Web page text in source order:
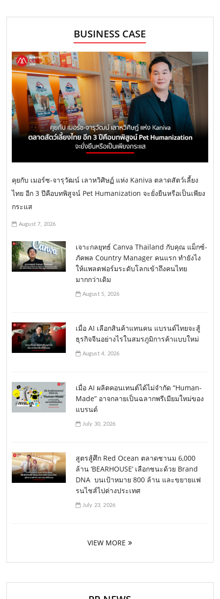
BUSINESS CASE
คุยกับ เมอร์ซ-จารุวัฒน์ เลาหวิศิษฏ์ แห่ง Kaniva ตลาดสัตว์เลี้ยง
ไทย อีก 3 ปีคือบทพิสูจน์ Pet Humanization จะยั่งยืนหรือเป็นเพียง
กระแส
August 7, 2026
เจาะกลยุทธ์ Canva Thailand กับคุณ แม็กซ์-
ภัคพล Country Manager คนแรก ทำยังไง
ให้แพลตฟอร์มระดับโลกเข้าถึงคนไทย
มากกว่าเดิม
August 5, 2026
เมื่อ AI เลือกสินค้าแทนคน แบรนด์ไทยจะสู้
ธุรกิจจีนอย่างไรในสมรภูมิการค้าแบบใหม่
August 4, 2026
เมื่อ AI ผลิตคอนเทนต์ได้ไม่จำกัด “Human-
Made” อาจกลายเป็นฉลากพรีเมียมใหม่ของ
แบรนด์
July 30, 2026
สูตรสู้ศึก Red Ocean ตลาดชานม 6,000
ล้าน ‘BEARHOUSE’ เลือกชนะด้วย Brand
DNA บนเป้าหมาย 800 ล้าน และขยายแฟ
รนไชส์ไปต่างประเทศ
July 23, 2026
VIEW MORE